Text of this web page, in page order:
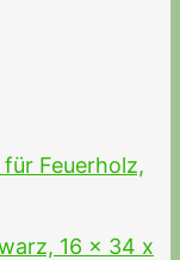
Feuerholz,
16 x 34 x